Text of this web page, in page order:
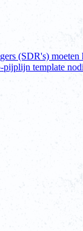
(SDR's) moeten
pijplijn template